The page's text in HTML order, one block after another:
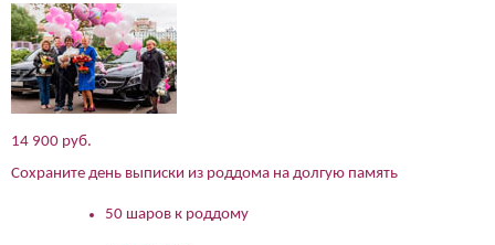
(работает только если на устройстве установлен указанный
данных в соответствииПолитикой конфиденциальности
14 900 руб.
Сохраните день выписки из роддома на долгую память
50 шаров к роддому